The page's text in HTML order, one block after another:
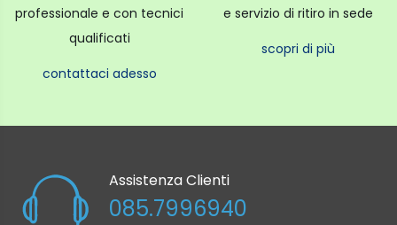
professionale e con tecnici
qualificati
contattaci adesso
e servizio di ritiro in sede
scopri di più
Assistenza Clienti
085.7996940